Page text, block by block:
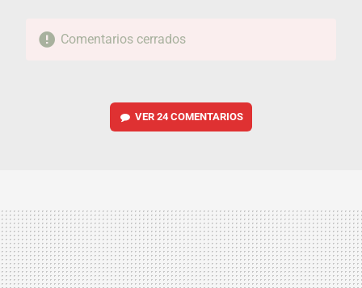
Comentarios cerrados
VER 24 COMENTARIOS